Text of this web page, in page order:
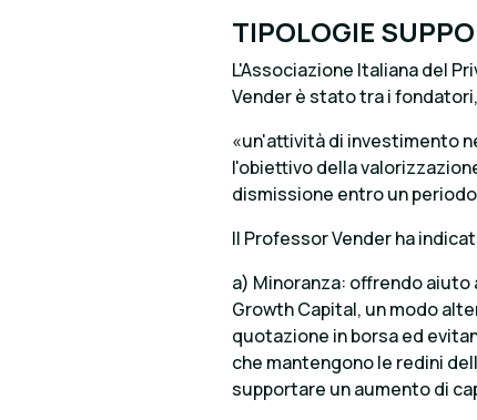
TIPOLOGIE
L'Associazione Italiana del
Vender è stato tra i
«un'attività di investimento
l'obiettivo della
dismissione entro un
Il Professor Vender ha
a) Minoranza: offrendo
Growth Capital, un modo
quotazione in borsa ed
che mantengono le redini
supportare un aumento di